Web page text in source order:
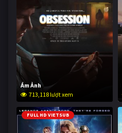
Ám Ảnh
713,118 lượt xem
FULL HD VIETSUB